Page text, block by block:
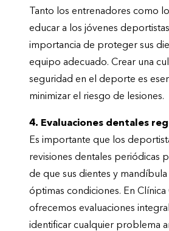
Tanto los entrenadores como
educar a los jóvenes
importancia de proteger sus
equipo adecuado. Crear una
seguridad en el deporte es
minimizar el riesgo de lesiones.
4. Evaluaciones dentales
Es importante que los
revisiones dentales periódicas
de que sus dientes y mandíbula
óptimas condiciones. En Clínica
ofrecemos evaluaciones
identificar cualquier problema